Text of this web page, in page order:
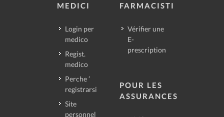
MEDICI
Login per
medico
Regist.
medico
Perche ’
registrarsi
Site
personnel
FARMACISTI
Vérifier une
E-
prescription
POUR LES
ASSURANCES